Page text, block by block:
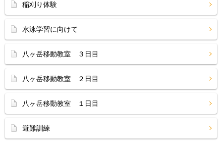
稲刈り体験
水泳学習に向けて
八ヶ岳移動教室 ３日目
八ヶ岳移動教室 ２日目
八ヶ岳移動教室 １日目
避難訓練